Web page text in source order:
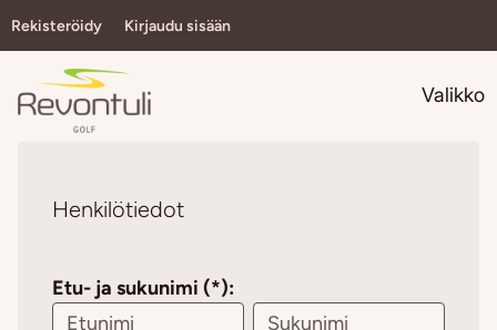
Rekisteröidy Kirjaudu sisään
Valikko
Henkilötiedot
Etu- ja sukunimi (*):